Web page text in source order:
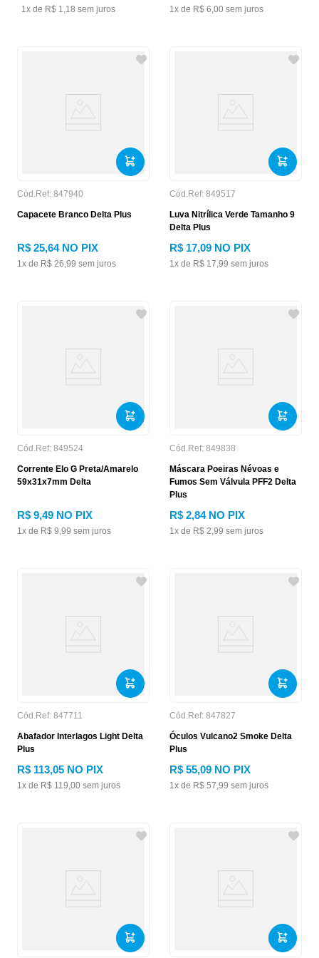
1x de R$ 1,18 sem juros 1x de R$ 6,00 sem juros
Cód.Ref: 847940
Capacete Branco Delta Plus
R$ 25,64NO PIX
1x de R$ 26,99 sem juros
Cód.Ref: 849517
Luva Nitrílica Verde Tamanho 9
Delta Plus
R$ 17,09 NO PIX
1x de R$ 17,99 sem juros
Cód.Ref: 849524
Corrente Elo G Preta/Amarelo
59x31x7mm Delta
R$ 9,49 NO PIX
1x de R$ 9,99 sem juros
Cód.Ref: 849838
Máscara Poeiras Névoas e
Fumos Sem Válvula PFF2 Delta
Plus
R$ 2,84NO PIX
1x de R$ 2,99 sem juros
Cód.Ref: 847711
Abafador Interlagos Light Delta
Plus
R$ 113,05 NO PIX
1x de R$ 119,00 sem juros
Cód.Ref: 847827
Óculos Vulcano2 Smoke Delta
Plus
R$ 55,09 NO PIX
1x de R$ 57,99 sem juros